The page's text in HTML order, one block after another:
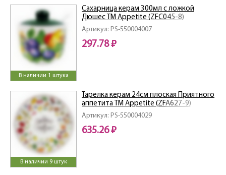
В наличии 1 штука
Артикул: PS-550004007
Сахарница керам 300мл с ложкой
Дюшес ТМ Appetite (ZFC045-8)
297.78 ₽
В наличии 9 штук
Артикул: PS-550004029
Тарелка керам 24см плоская Приятного
аппетита ТМ Appetite (ZFA627-9)
635.26 ₽